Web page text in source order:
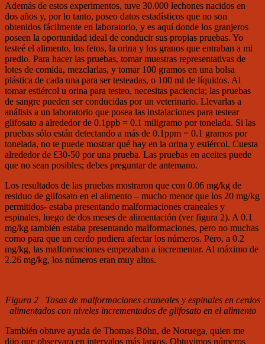
Además de estos experimentos, tuve 30.000 lechones nacidos en
dos años y, por lo tanto, poseo datos estadísticos que no son
obtenidos fácilmente en laboratorio, y es aquí donde los granjeros
poseen la oportunidad ideal de conducir sus propias pruebas. Yo
testeé el alimento, los fetos, la orina y los granos que entraban a mi
predio. Para hacer las pruebas, tomar muestras representativas de
lotes de comida, mezclarlas, y tomar 100 gramos en una bolsa
plástica de cada una para ser testeadas, o 100 ml de líquidos. Al
tomar estiércol u orina para testeo, necesitas paciencia; las pruebas
de sangre pueden ser conducidas por un veterinario. Llevarlas a
análisis a un laboratorio que posea las instalaciones para testear
glifosato a alrededor de 0.1ppb = 0.1 miligramo por tonelada. Si las
pruebas sólo están detectando a más de 0.1ppm = 0.1 gramos por
tonelada, no te puede mostrar qué hay en la orina y estiércol. Cuesta
alrededor de £30-50 por una prueba. Las pruebas en aceites puede
que no sean posibles; debes preguntar de antemano.
Los resultados de las pruebas mostraron que con 0.06 mg/kg de
residuo de glifosato en el alimento – mucho menor que los 20 mg/kg
permitidos- estaba presentando malformaciones craneales y
espinales, luego de dos meses de alimentación (ver figura 2). A 0.1
mg/kg también estaba presentando malformaciones, pero no muchas
como para que un cerdo pudiera afectar los números. Pero, a 0.2
mg/kg, las malformaciones empezaban a incrementar. Al máximo de
2.26 mg/kg, los números eran muy altos.
Figura 2 Tasas de malformaciones craneales y espinales en cerdos
alimentados con niveles incrementados de glifosato en el alimento
También obtuve ayuda de Thomas Böhn, de Noruega, quien me
dijo que observara en intervalos más largos. Obtuvimos números